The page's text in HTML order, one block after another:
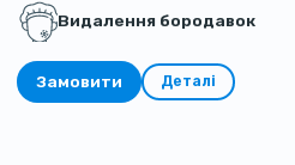
Видалення бородавок
Замовити Деталі